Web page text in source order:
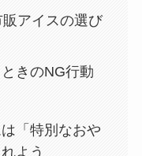
アイスの選び
きのNG行動
「特別なおや
よう